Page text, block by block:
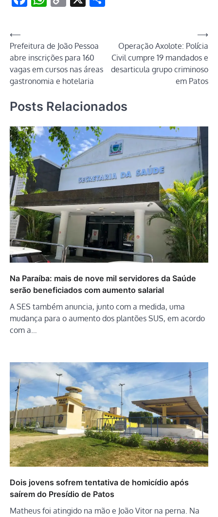
Navegação
de
Post
⟵
Prefeitura de João Pessoa
abre inscrições para 160
vagas em cursos nas áreas
gastronomia e hotelaria
Operação Axolote: Polícia
Civil cumpre 19 mandados e
desarticula grupo criminoso
em Patos
⟶
Posts Relacionados
Na Paraíba: mais de nove mil servidores da Saúde
serão beneficiados com aumento salarial
A SES também anuncia, junto com a medida, uma
mudança para o aumento dos plantões SUS, em acordo
com a…
Dois jovens sofrem tentativa de homicídio após
saírem do Presídio de Patos
Matheus foi atingido na mão e João Vitor na perna. Na